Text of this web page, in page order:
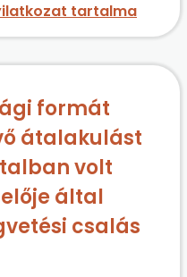
tartalma
formát
átalakulást
volt
által
csalás